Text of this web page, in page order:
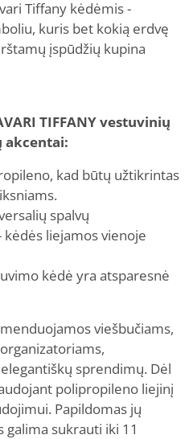
Tiffany kėdėmis -
kuris bet kokią erdvę
įspūdžių kupina
TIFFANY vestuvinių
akcentai:
kad būtų užtikrintas
spalvų
liejamos vienoje
kėdė yra atsparesnė
viešbučiams,
sprendimų. Dėl
polipropileno liejinį
Papildomas jų
galima sukrauti iki 11